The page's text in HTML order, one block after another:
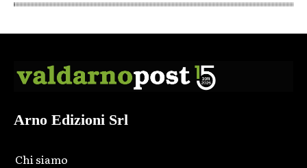
Arno Edizioni Srl
Chi siamo